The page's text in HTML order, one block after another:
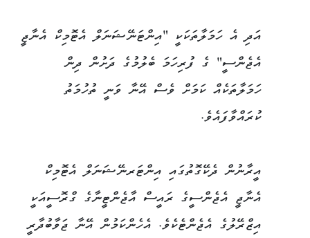
އަދި އެ ހަމަލާތަކަކީ "އިންޓަނޭޝަނަލް އެޓޮމިކް އެނާޖީ
އެޖެންސީ" ގެ ފުރިހަމަ ބެލުމުގެ ދަށުން ދިން
ހަމަލާތަކެއް ކަމަށް ވެސް އޭނާ ވަނީ ތުހުމަތު
ކުރައްވާފައެވެ.
އީރާނުން ދެކޭގޮތުގައި އިންޓަރނޭޝަނަލް އެޓޮމިކް
އެނާޖީ އެޖެންސީގެ ރައީސް އާޖެންޓީނާގެ ގްރޮސީއަކީ
އިޒްރޭލުގެ އެޖެންޓެކެވެ. އެހެންކަމުން އޭނާ ޖަވާބުދާރީ